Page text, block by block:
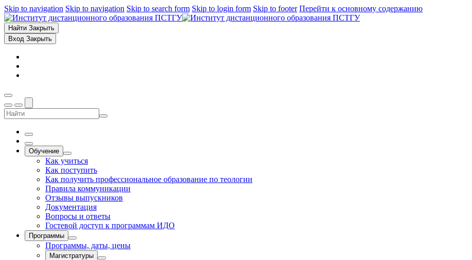
Skip to navigation Skip to navigation Skip to search form Skip to login form Skip to footer Перейти к основному содержанию
Найти Закрыть
Вход Закрыть
Обучение
Как учиться
Как поступить
Как получить профессиональное образование по теологии
Правила коммуникации
Отзывы выпускников
Документация
Вопросы и ответы
Гостевой доступ к программам ИДО
Программы
Программы, даты, цены
Магистратуры